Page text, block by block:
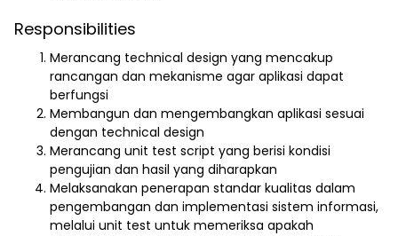
Responsibilities
Merancang technical design yang mencakup
rancangan dan mekanisme agar aplikasi dapat
berfungsi
Membangun dan mengembangkan aplikasi sesuai
dengan technical design
Merancang unit test script yang berisi kondisi
pengujian dan hasil yang diharapkan
Melaksanakan penerapan standar kualitas dalam
pengembangan dan implementasi sistem informasi,
melalui unit test untuk memeriksa apakah